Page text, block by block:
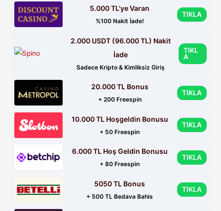
5.000 TL'ye Varan
%100 Nakit İade!
TIKLA
2.000 USDT (96.000 TL) Nakit
İade
Sadece Kripto & Kimliksiz Giriş
TIKL
A
20.000 TL Bonus
+ 200 Freespin
TIKLA
10.000 TL Hoşgeldin Bonusu
+ 50 Freespin
TIKLA
6.000 TL Hoş Geldin Bonusu
+ 80 Freespin
TIKLA
5050 TL Bonus
+ 500 TL Bedava Bahis
TIKLA